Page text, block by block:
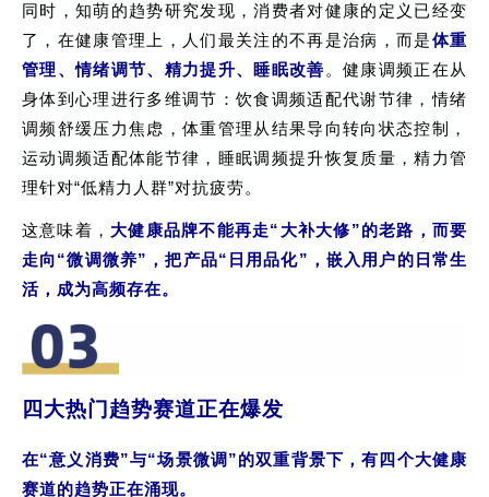
同时，知萌的趋势研究发现，消费者对健康的定义已经变
了 ， 在健康管理上，人们最关注的不再是治病，而是体重
管理、情绪调节、精力提升、睡眠改善 。健康调频正在从
身体到心理进行多维调节：饮食调频适配代谢节律，情绪
调频舒缓压力焦虑，体重管理从结果导向转向状态控制，
运动调频适配体能节律，睡眠调频提升恢复质量，精力管
理针对“低精力人群”对抗疲劳。
这意味着， 大健康品牌不能再走“大补大修”的老路，而要
走向“微调微养”，把产品“日用品化”，嵌入用户的日常生
活，成为高频存在。
四大热门趋势赛道正在爆发
在“意义消费”与“场景微调”的双重背景下，有四个大健康
赛道的趋势正在涌现。